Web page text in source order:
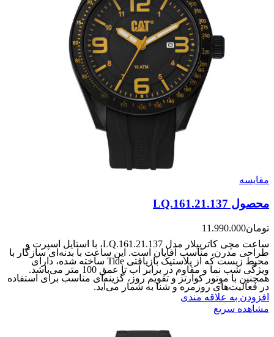
مقایسه
محصول LQ.161.21.137
تومان11.990.000
ساعت مچی کاترپیلار مدل LQ.161.21.137، با استایل اسپرت و
طراحی مدرن، مناسب آقایان است. این ساعت با بدنه‌ای سازگار با
محیط زیست که از پلاستیک بازیافتی Tide ساخته شده، دارای
ویژگی شب نما و مقاوم در برابر آب تا عمق 100 متر می‌باشد.
همچنین با موتور کوارتز و تقویم روز، گزینه‌ای مناسب برای استفاده
در فعالیت‌های روزمره و شنا به شمار می‌آید.
افزودن به علاقه مندی
مشاهده سریع